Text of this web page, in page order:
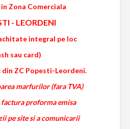
Zona Comerciala
- LEORDENI
integral pe loc
sau card)
ZC Popesti-Leordeni.
marfurilor (fara TVA)
factura proforma emisa
pe site si a comunicarii